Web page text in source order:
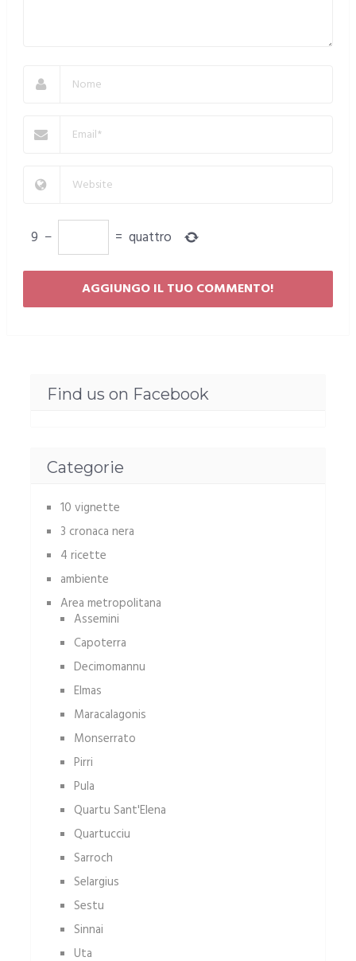
9 − = quattro
Find us on Facebook
Categorie
10 vignette
3 cronaca nera
4 ricette
ambiente
Area metropolitana
Assemini
Capoterra
Decimomannu
Elmas
Maracalagonis
Monserrato
Pirri
Pula
Quartu Sant'Elena
Quartucciu
Sarroch
Selargius
Sestu
Sinnai
Uta